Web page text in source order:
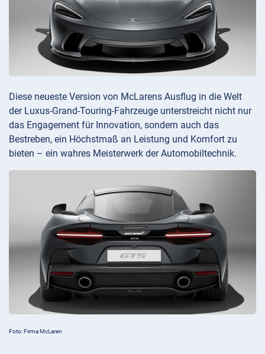
Diese neueste Version von McLarens Ausflug in die Welt
der Luxus-Grand-Touring-Fahrzeuge unterstreicht nicht nur
das Engagement für Innovation, sondern auch das
Bestreben, ein Höchstmaß an Leistung und Komfort zu
bieten – ein wahres Meisterwerk der Automobiltechnik.
Foto: Firma McLaren